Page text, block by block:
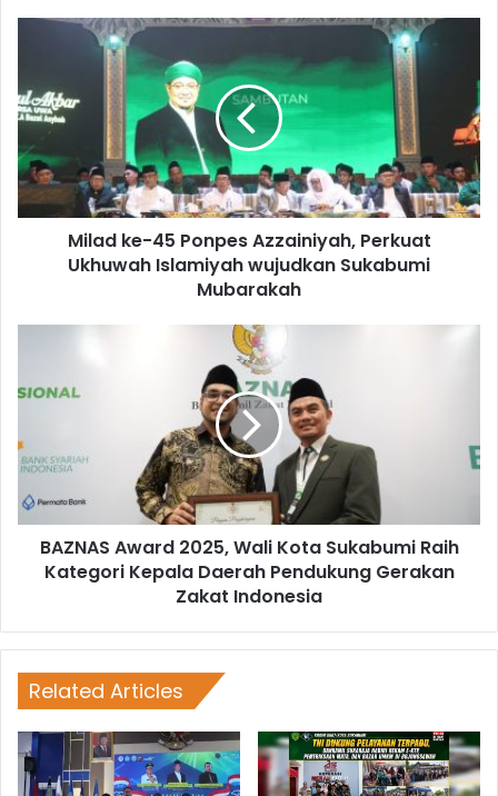
Milad ke-45 Ponpes Azzainiyah, Perkuat
Ukhuwah Islamiyah wujudkan Sukabumi
Mubarakah
BAZNAS Award 2025, Wali Kota Sukabumi Raih
Kategori Kepala Daerah Pendukung Gerakan
Zakat Indonesia
Related Articles